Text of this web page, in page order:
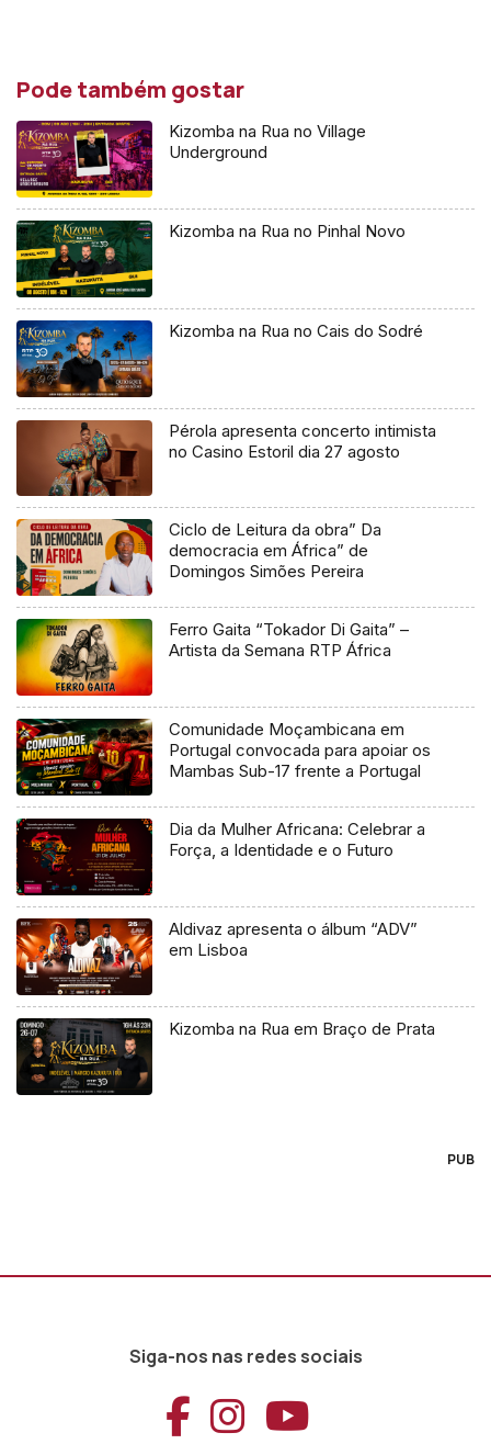
Pode também gostar
Kizomba na Rua no Village
Underground
Kizomba na Rua no Pinhal Novo
Kizomba na Rua no Cais do Sodré
Pérola apresenta concerto intimista
no Casino Estoril dia 27 agosto
Ciclo de Leitura da obra” Da
democracia em África” de
Domingos Simões Pereira
Ferro Gaita “Tokador Di Gaita” –
Artista da Semana RTP África
Comunidade Moçambicana em
Portugal convocada para apoiar os
Mambas Sub-17 frente a Portugal
Dia da Mulher Africana: Celebrar a
Força, a Identidade e o Futuro
Aldivaz apresenta o álbum “ADV”
em Lisboa
Kizomba na Rua em Braço de Prata
PUB
Siga-nos nas redes sociais
Aceder ao
Aceder ao
Aceder